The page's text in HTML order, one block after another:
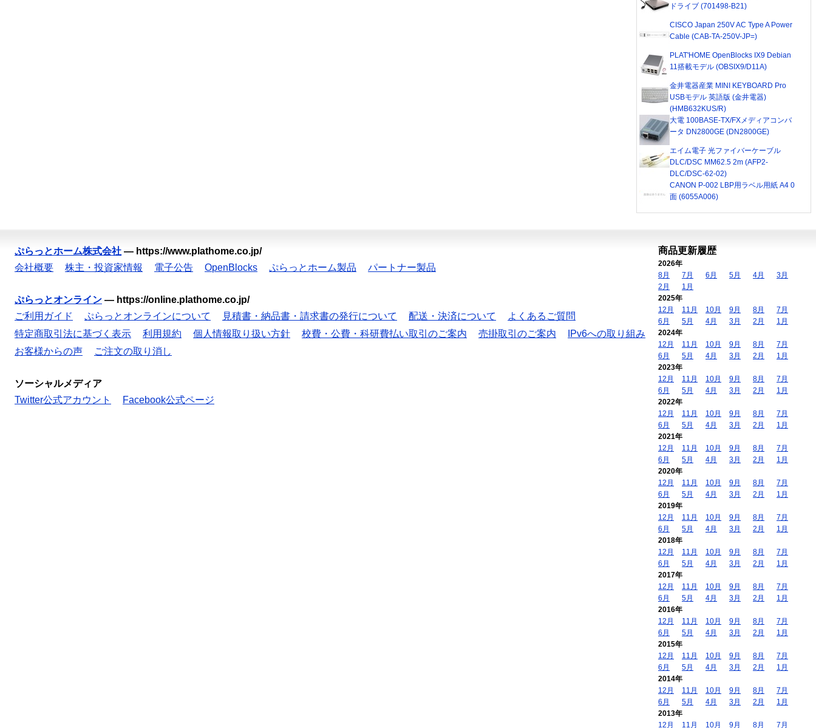
ドライブ (701498-B21)
CISCO Japan 250V AC Type A Power
Cable (CAB-TA-250V-JP=)
PLAT'HOME OpenBlocks IX9 Debian
11搭載モデル (OBSIX9/D11A)
金井電器産業 MINI KEYBOARD Pro
USBモデル 英語版 (金井電器)
(HMB632KUS/R)
大電 100BASE-TX/FXメディアコンバ
ータ DN2800GE (DN2800GE)
エイム電子 光ファイバーケーブル
DLC/DSC MM62.5 2m (AFP2-
DLC/DSC-62-02)
CANON P-002 LBP用ラベル用紙 A4 0
面 (6055A006)
ぷらっとホーム株式会社 — https://www.plathome.co.jp/
会社概要
株主・投資家情報 電子公告 OpenBlocks ぷらっとホーム製品 パートナー製品
ぷらっとオンライン — https://online.plathome.co.jp/
ご利用ガイド
ぷらっとオンラインについて 見積書・納品書・請求書の発行について 配送・決済について
よくあるご質問
特定商取引法に基づく表示
利用規約 個人情報取り扱い方針 校費・公費・科研費払い取引のご案内 売掛取引のご案内
IPv6への取り組み
お客様からの声
ご注文の取り消し
ソーシャルメディア
Twitter公式アカウント
Facebook公式ページ
商品更新履歴
2026年
8月
7月 6月 5月 4月
3月
2月
1月
2025年
12月
11月 10月 9月 8月
7月
6月
5月 4月 3月 2月
1月
2024年
12月
11月 10月 9月 8月
7月
6月
5月 4月 3月 2月
1月
2023年
12月
11月 10月 9月 8月
7月
6月
5月 4月 3月 2月
1月
2022年
12月
11月 10月 9月 8月
7月
6月
5月 4月 3月 2月
1月
2021年
12月
11月 10月 9月 8月
7月
6月
5月 4月 3月 2月
1月
2020年
12月
11月 10月 9月 8月
7月
6月
5月 4月 3月 2月
1月
2019年
12月
11月 10月 9月 8月
7月
6月
5月 4月 3月 2月
1月
2018年
12月
11月 10月 9月 8月
7月
6月
5月 4月 3月 2月
1月
2017年
12月
11月 10月 9月 8月
7月
6月
5月 4月 3月 2月
1月
2016年
12月
11月 10月 9月 8月
7月
6月
5月 4月 3月 2月
1月
2015年
12月
11月 10月 9月 8月
7月
6月
5月 4月 3月 2月
1月
2014年
12月
11月 10月 9月 8月
7月
6月
5月 4月 3月 2月
1月
2013年
12月
11月 10月 9月 8月 7月